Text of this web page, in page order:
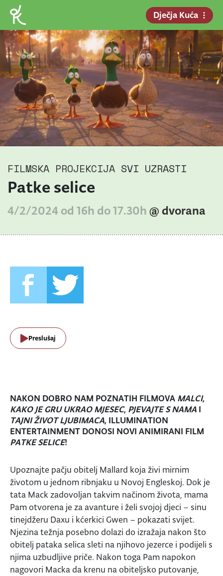
Dječja Kuća
FILMSKA PROJEKCIJA SVI UZRASTI
Patke selice
4/2/2024 od 16h do 17.30h @ dvorana
Preslušaj
NAKON DOBRO NAM POZNATIH FILMOVA MALCI,
KAKO JE GRU UKRAO MJESEC, PJEVAJTE S NAMA I
TAJNI ŽIVOT LJUBIMACA, ILLUMINATION
ENTERTAINMENT DONOSI NOVI ANIMIRANI FILM
PATKE SELICE!
Upoznajte pačju obitelj Mallard koja živi mirnim
životom u jednom ribnjaku u Novoj Engleskoj. Dok je
tata Mack zadovoljan takvim načinom života, mama
Pam otvorena je za avanture i želi svojoj djeci – sinu
tinejdžeru Daxu i kćerkici Gwen – pokazati svijet.
Njezina težnja posebno dolazi do izražaja nakon što
obitelj pataka selica sleti na njihovo jezerce i podijeli s
njima uzbudljive priče. Nakon toga Pam napokon
nagovori Macka da krenu na obiteljsko putovanje,